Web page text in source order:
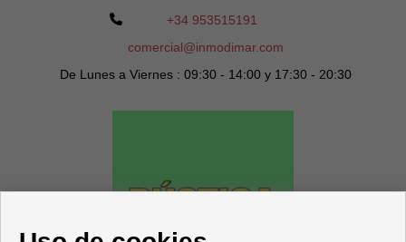
+34 953515191
comercial@inmodimar.com
De Lunes a Viernes : 09:30 - 14:00 y 17:30 - 20:30